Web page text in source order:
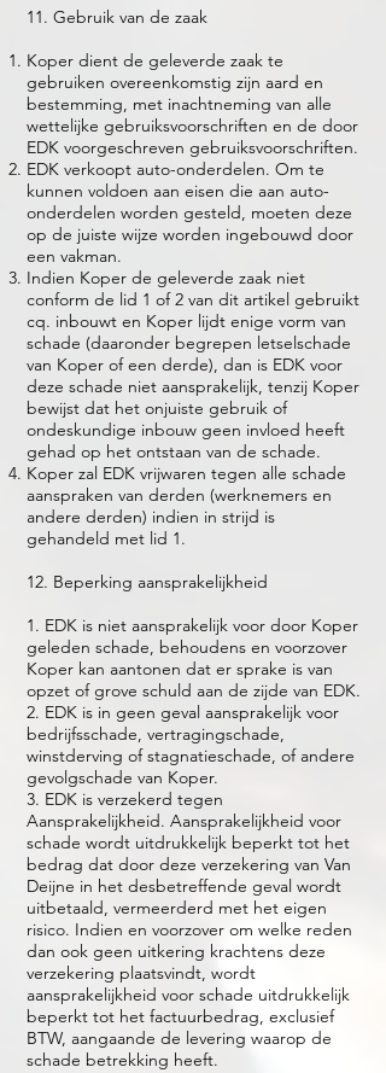
11. Gebruik van de zaak
Koper dient de geleverde zaak te
gebruiken overeenkomstig zijn aard en
bestemming, met inachtneming van alle
wettelijke gebruiksvoorschriften en de door
EDK voorgeschreven gebruiksvoorschriften.
EDK verkoopt auto-onderdelen. Om te
kunnen voldoen aan eisen die aan auto-
onderdelen worden gesteld, moeten deze
op de juiste wijze worden ingebouwd door
een vakman.
Indien Koper de geleverde zaak niet
conform de lid 1 of 2 van dit artikel gebruikt
cq. inbouwt en Koper lijdt enige vorm van
schade (daaronder begrepen letselschade
van Koper of een derde), dan is EDK voor
deze schade niet aansprakelijk, tenzij Koper
bewijst dat het onjuiste gebruik of
ondeskundige inbouw geen invloed heeft
gehad op het ontstaan van de schade.
Koper zal EDK vrijwaren tegen alle schade
aanspraken van derden (werknemers en
andere derden) indien in strijd is
gehandeld met lid 1.
12. Beperking aansprakelijkheid
1. EDK is niet aansprakelijk voor door Koper
geleden schade, behoudens en voorzover
Koper kan aantonen dat er sprake is van
opzet of grove schuld aan de zijde van EDK.
2. EDK is in geen geval aansprakelijk voor
bedrijfsschade, vertragingschade,
winstderving of stagnatieschade, of andere
gevolgschade van Koper.
3. EDK is verzekerd tegen
Aansprakelijkheid. Aansprakelijkheid voor
schade wordt uitdrukkelijk beperkt tot het
bedrag dat door deze verzekering van Van
Deijne in het desbetreffende geval wordt
uitbetaald, vermeerderd met het eigen
risico. Indien en voorzover om welke reden
dan ook geen uitkering krachtens deze
verzekering plaatsvindt, wordt
aansprakelijkheid voor schade uitdrukkelijk
beperkt tot het factuurbedrag, exclusief
BTW, aangaande de levering waarop de
schade betrekking heeft.